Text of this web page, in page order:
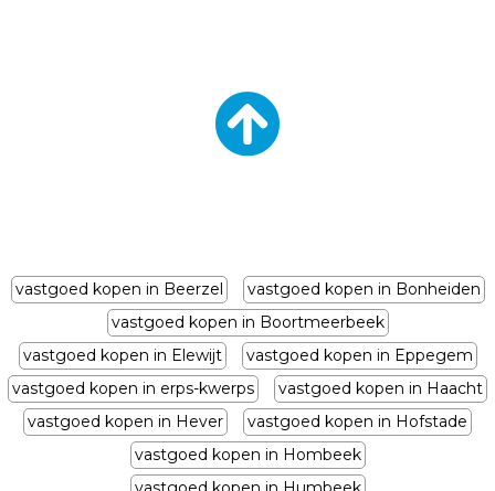
vastgoed kopen in Beerzel
vastgoed kopen in Bonheiden
vastgoed kopen in Boortmeerbeek
vastgoed kopen in Elewijt
vastgoed kopen in Eppegem
vastgoed kopen in erps-kwerps
vastgoed kopen in Haacht
vastgoed kopen in Hever
vastgoed kopen in Hofstade
vastgoed kopen in Hombeek